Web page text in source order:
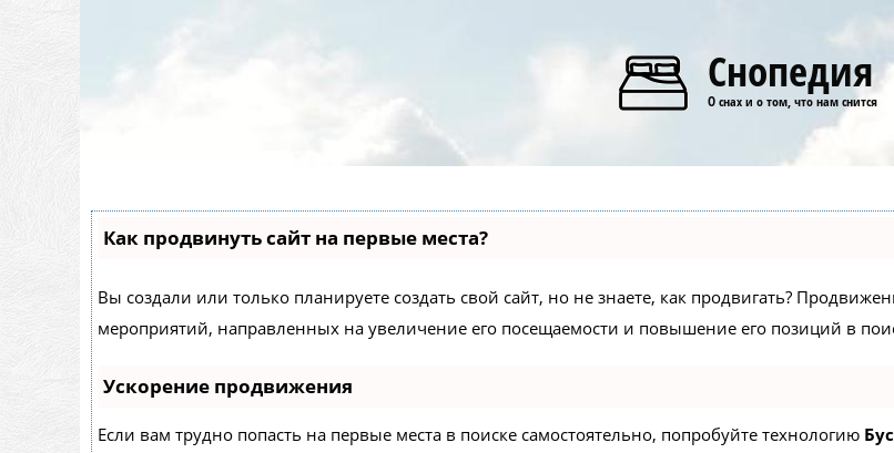
Снопедия
О снах и о том, что нам снится
Как продвинуть сайт на первые места?
Вы создали или только планируете создать свой сайт, но не знаете, как продвигать?
мероприятий, направленных на увеличение его посещаемости и повышение его позиций в
Ускорение продвижения
Если вам трудно попасть на первые места в поиске самостоятельно, попробуйте технологию